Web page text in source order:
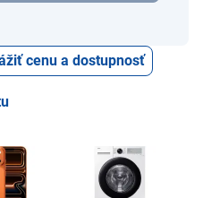
cenu a dostupnosť